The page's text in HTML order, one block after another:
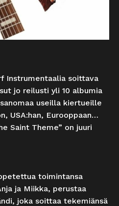
Instrumentaalia soittava
jo reilusti yli 10 albumia
useilla kiertueille
USA:han, Eurooppaan…
Saint Theme” on juuri
toimintansa
ja Miikka, perustaa
joka soittaa tekemiänsä